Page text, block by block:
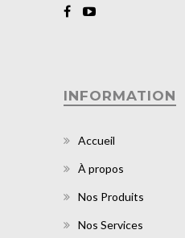
INFORMATION
Accueil
À propos
Nos Produits
Nos Services